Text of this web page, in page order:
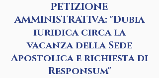
PETIZIONE
AMMINISTRATIVA: "Dubia
iuridica circa la
vacanza della Sede
Apostolica e richiesta di
Responsum"